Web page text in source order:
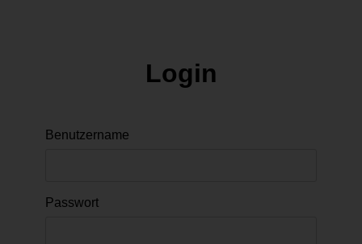
Login
Benutzername
Passwort